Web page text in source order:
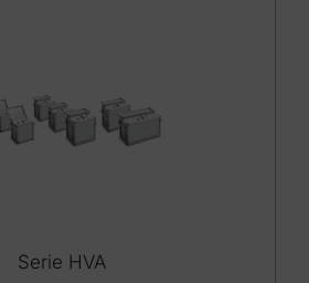
Serie HVA